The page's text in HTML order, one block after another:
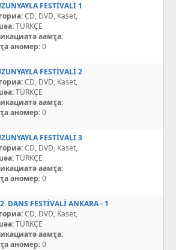
FESTİVALİ 1
CD, DVD, Kaset,
TÜRKÇE
аамҭа:
аномер:0
FESTİVALİ 2
CD, DVD, Kaset,
TÜRKÇE
аамҭа:
аномер:0
FESTİVALİ 3
CD, DVD, Kaset,
TÜRKÇE
аамҭа:
аномер:0
DANS FESTİVALİ ANKARA - 1
CD, DVD, Kaset,
TÜRKÇE
аамҭа:
аномер:0